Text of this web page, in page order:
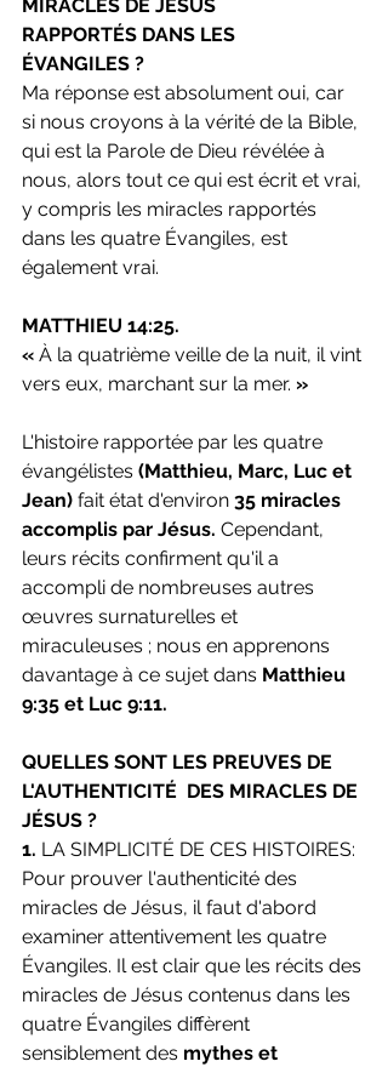
MIRACLES DE JÉSUS
RAPPORTÉS DANS LES
ÉVANGILES ?
Ma réponse est absolument oui, car
si nous croyons à la vérité de la Bible,
qui est la Parole de Dieu révélée à
nous, alors tout ce qui est écrit et vrai,
y compris les miracles rapportés
dans les quatre Évangiles, est
également vrai.
MATTHIEU 14:25.
« À la quatrième veille de la nuit, il vint
vers eux, marchant sur la mer. »
L'histoire rapportée par les quatre
évangélistes (Matthieu, Marc, Luc et
Jean) fait état d'environ 35 miracles
accomplis par Jésus. Cependant,
leurs récits confirment qu'il a
accompli de nombreuses autres
œuvres surnaturelles et
miraculeuses ; nous en apprenons
davantage à ce sujet dans Matthieu
9:35 et Luc 9:11.
QUELLES SONT LES PREUVES DE
L'AUTHENTICITÉ  DES MIRACLES DE
JÉSUS ?
1. LA SIMPLICITÉ DE CES HISTOIRES:
Pour prouver l'authenticité des
miracles de Jésus, il faut d'abord
examiner attentivement les quatre
Évangiles. Il est clair que les récits des
miracles de Jésus contenus dans les
quatre Évangiles diffèrent
sensiblement des mythes et